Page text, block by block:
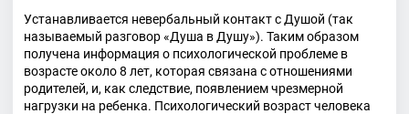
Устанавливается невербальный контакт с Душой (так
называемый разговор «Душа в Душу»). Таким образом
получена информация о психологической проблеме в
возрасте около 8 лет, которая связана с отношениями
родителей, и, как следствие, появлением чрезмерной
нагрузки на ребенка. Психологический возраст человека